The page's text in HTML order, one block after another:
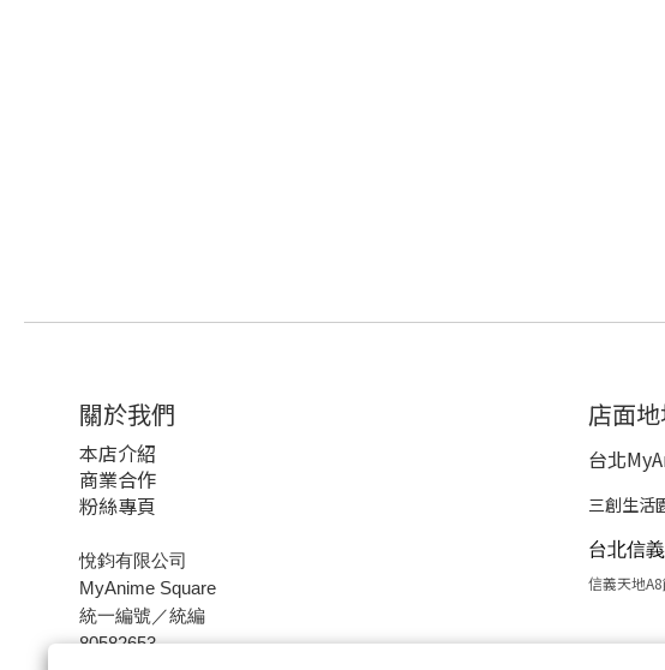
關於我們
本店介紹
商業合作
粉絲專頁
悅鈞有限公司
MyAnime Square
統一編號／統編
80582653
店面
台北
三創生活
台北信
信義天地